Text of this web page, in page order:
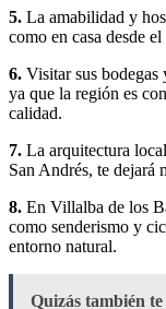
5. La amabilidad y
como en casa desde
6. Visitar sus bodegas
ya que la región es
calidad.
7. La arquitectura
San Andrés, te dejará
8. En Villalba de los
como senderismo y
entorno natural.
Quizás también te